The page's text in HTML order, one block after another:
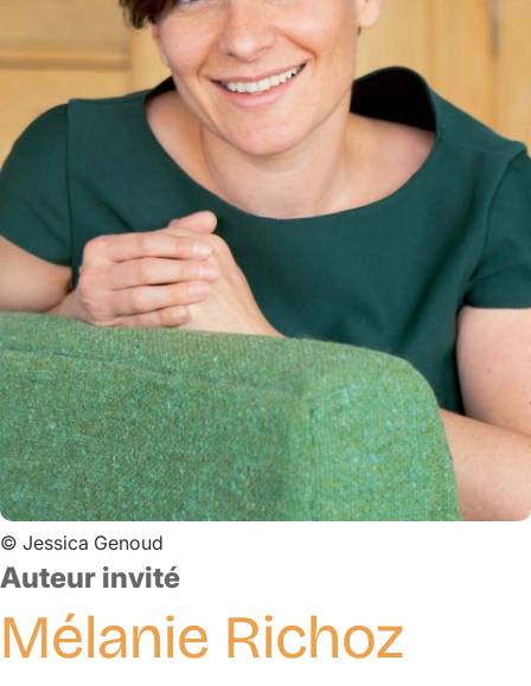
© Jessica Genoud
Auteur invité
Mélanie Richoz